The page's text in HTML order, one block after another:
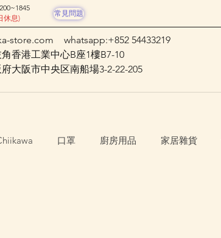
休息)
常見問題
store.com
whatsapp:+852 54433219
香港工業中心B座1樓B7-10
大阪市中央区南船場3-2-22-205
口罩 廚房用品 家居雜貨